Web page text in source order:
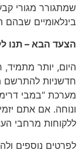
שמתגורר מגורי
בינלאומיים שבהם
הצעד הבא – תנו
היום, יותר מתמיד,
חדשניות להתרשם
מערכת “במבי
ונוחה. אם אתם
ללקוחות מרחבי
לפרטים נוספים